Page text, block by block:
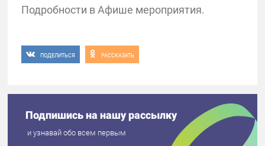
Подробности в Афише мероприятия.
ПОДЕЛИТЬСЯ РАССКАЗАТЬ
Подпишись на нашу рассылку
и узнавай обо всем первым